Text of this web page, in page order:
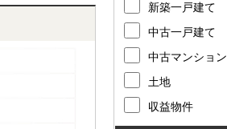
新築一戸建て
中古一戸建て
中古マンション
土地
収益物件